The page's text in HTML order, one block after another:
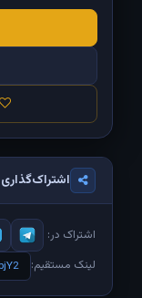
اشتراک‌گذاری
اشتراک در:
لینک مستقیم: